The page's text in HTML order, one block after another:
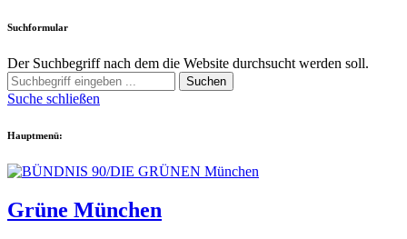
Suchformular
Der Suchbegriff nach dem die Website durchsucht werden soll.
Suchen
Suche schließen
Hauptmenü:
Grüne München